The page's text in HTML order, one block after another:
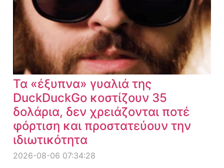
Τα «έξυπνα» γυαλιά της
DuckDuckGo κοστίζουν 35
δολάρια, δεν χρειάζονται ποτέ
φόρτιση και προστατεύουν την
ιδιωτικότητα
2026-08-06 07:34:28